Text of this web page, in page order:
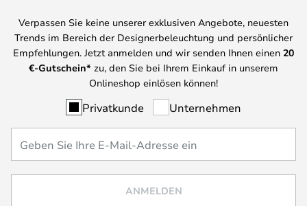
Verpassen Sie keine unserer exklusiven Angebote, neuesten
Trends im Bereich der Designerbeleuchtung und persönlicher
Empfehlungen. Jetzt anmelden und wir senden Ihnen einen 20
€-Gutschein* zu, den Sie bei Ihrem Einkauf in unserem
Onlineshop einlösen können!
Privatkunde Unternehmen
ANMELDEN